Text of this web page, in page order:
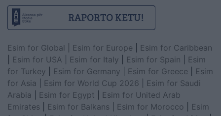
Esim for Global Esim for Europe
Esim for Caribbean
Esim for USA Esim for Italy Esim for Spain
Esim
for Turkey
Esim for Germany Esim for Greece
Esim
for Asia
Esim for World Cup 2026
Esim for Saudi
Arabia
Esim for Egypt
Esim for United Arab
Emirates
Esim for Balkans Esim for Morocco
Esim